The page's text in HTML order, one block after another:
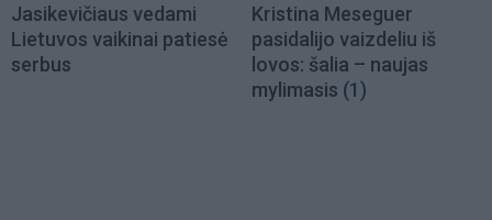
Jasikevičiaus vedami
Lietuvos vaikinai patiesė
serbus
Kristina Meseguer
pasidalijo vaizdeliu iš
lovos: šalia – naujas
mylimasis (1)